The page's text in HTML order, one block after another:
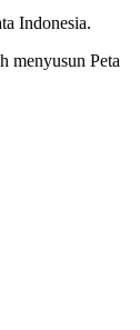
Indonesia.
menyusun Peta